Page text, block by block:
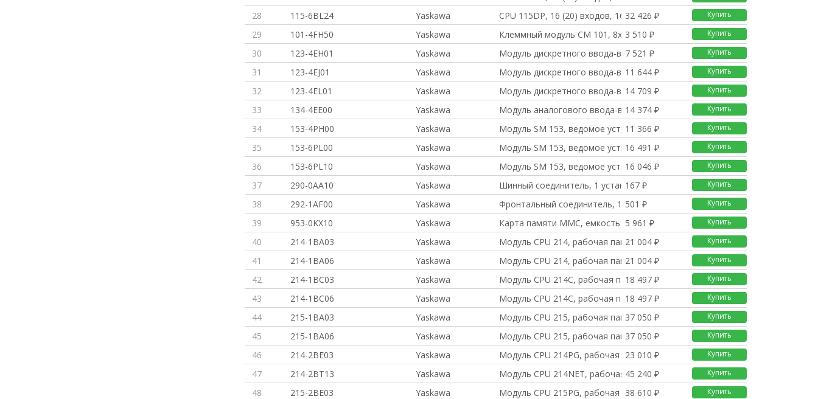
28 115-6BL24 Yaskawa CPU 115DP, 16 (20) входов, 16 32 426 ₽ Купить
29 101-4FH50 Yaskawa Клеммный модуль CM 101, 8x11 к3 510 ₽ Купить
30 123-4EH01 Yaskawa Модуль дискретного ввода-вывод
7 521 ₽ Купить
31 123-4EJ01 Yaskawa Модуль дискретного ввода-вывод11 644 ₽ Купить
32 123-4EL01 Yaskawa Модуль дискретного ввода-вывод14 709 ₽ Купить
33 134-4EE00 Yaskawa Модуль аналогового ввода-вывод
14 374 ₽ Купить
34 153-4PH00 Yaskawa Модуль SM 153, ведомое устройс11 366 ₽ Купить
35 153-6PL00 Yaskawa Модуль SM 153, ведомое устройс16 491 ₽ Купить
36 153-6PL10 Yaskawa Модуль SM 153, ведомое устройс16 046 ₽ Купить
37 290-0AA10 Yaskawa Шинный соединитель, 1 установо
167 ₽ Купить
38 292-1AF00 Yaskawa Фронтальный соединитель, 10 кл
501 ₽ Купить
39 953-0KX10 Yaskawa Карта памяти MMC, емкость 5125 961 ₽ Купить
40 214-1BA03 Yaskawa Модуль CPU 214, рабочая память21 004 ₽ Купить
41 214-1BA06 Yaskawa Модуль CPU 214, рабочая память21 004 ₽ Купить
42 214-1BC03 Yaskawa Модуль CPU 214C, рабочая памят18 497 ₽ Купить
43 214-1BC06 Yaskawa Модуль CPU 214C, рабочая памят18 497 ₽ Купить
44 215-1BA03 Yaskawa Модуль CPU 215, рабочая память37 050 ₽ Купить
45 215-1BA06 Yaskawa Модуль CPU 215, рабочая память37 050 ₽ Купить
46 214-2BE03 Yaskawa Модуль CPU 214PG, рабочая памя23 010 ₽ Купить
47 214-2BT13 Yaskawa Модуль CPU 214NET, рабочая пам
45 240 ₽ Купить
48 215-2BE03 Yaskawa Модуль CPU 215PG, рабочая памя38 610 ₽ Купить